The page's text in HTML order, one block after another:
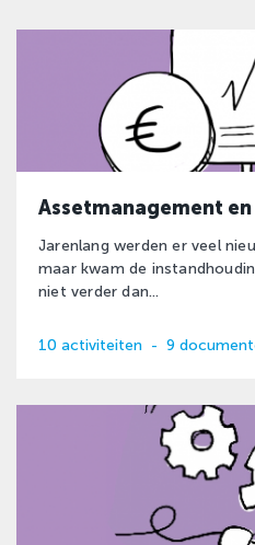
Assetmanagement
Jarenlang werden er veel
maar kwam de
niet verder dan...
10 activiteiten - 9